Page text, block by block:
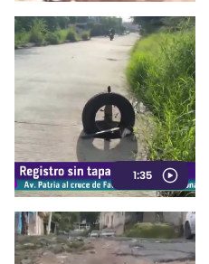
1:35